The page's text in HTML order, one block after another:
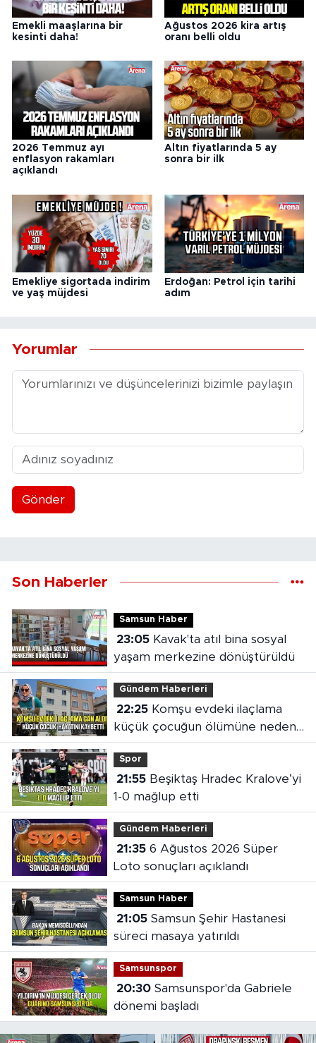
Emekli maaşlarına bir
kesinti daha!
Ağustos 2026 kira artış
oranı belli oldu
2026 Temmuz ayı
enflasyon rakamları
açıklandı
Altın fiyatlarında 5 ay
sonra bir ilk
Emekliye sigortada indirim
ve yaş müjdesi
Erdoğan: Petrol için tarihi
adım
Yorumlar
Gönder
Son Haberler
Samsun Haber
23:05Kavak'ta atıl bina sosyal
yaşam merkezine dönüştürüldü
Gündem Haberleri
22:25Komşu evdeki ilaçlama
küçük çocuğun ölümüne neden
oldu
Spor
21:55Beşiktaş Hradec Kralove’yi
1-0 mağlup etti
Gündem Haberleri
21:356 Ağustos 2026 Süper
Loto sonuçları açıklandı
Samsun Haber
21:05Samsun Şehir Hastanesi
süreci masaya yatırıldı
Samsunspor
20:30Samsunspor'da Gabriele
dönemi başladı